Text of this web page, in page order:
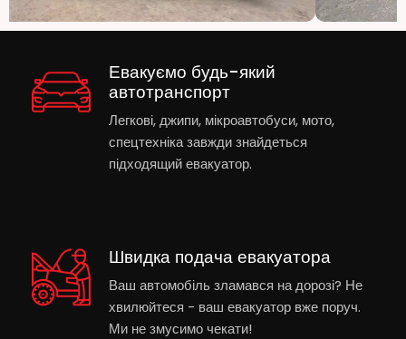
Евакуємо будь-який
автотранспорт
Легкові, джипи, мікроавтобуси, мото,
спецтехніка завжди знайдеться
підходящий евакуатор.
Швидка подача евакуатора
Ваш автомобіль зламався на дорозі? Не
хвилюйтеся - ваш евакуатор вже поруч.
Ми не змусимо чекати!